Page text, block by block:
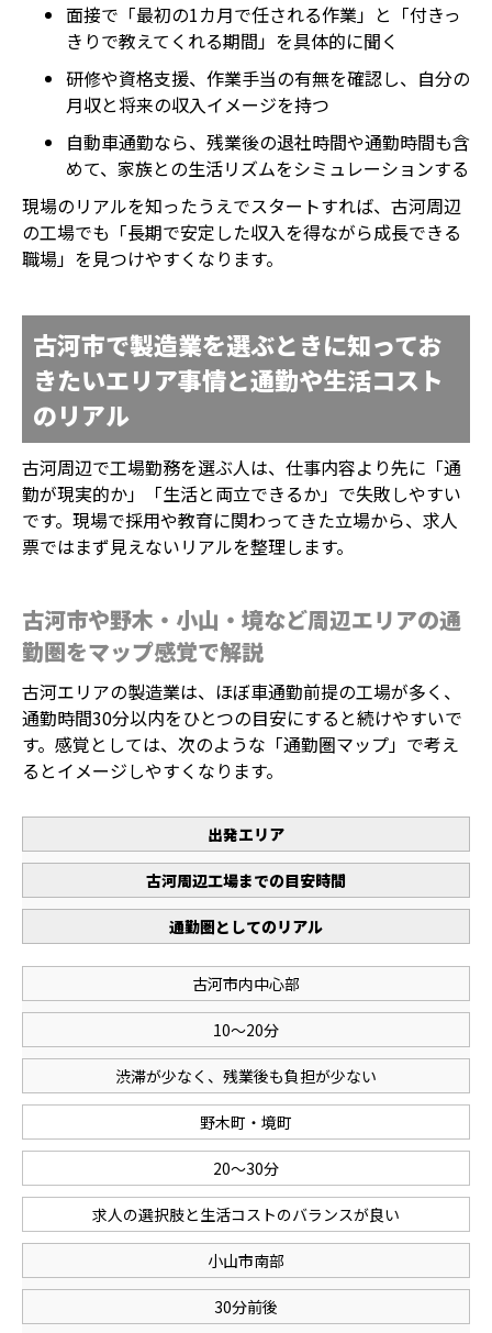
面接で「最初の1カ月で任される作業」と「付きっ
きりで教えてくれる期間」を具体的に聞く
研修や資格支援、作業手当の有無を確認し、自分の
月収と将来の収入イメージを持つ
自動車通勤なら、残業後の退社時間や通勤時間も含
めて、家族との生活リズムをシミュレーションする
現場のリアルを知ったうえでスタートすれば、古河周辺
の工場でも「長期で安定した収入を得ながら成長できる
職場」を見つけやすくなります。
古河市で製造業を選ぶときに知ってお
きたいエリア事情と通勤や生活コスト
のリアル
古河周辺で工場勤務を選ぶ人は、仕事内容より先に「通
勤が現実的か」「生活と両立できるか」で失敗しやすい
です。現場で採用や教育に関わってきた立場から、求人
票ではまず見えないリアルを整理します。
古河市や野木・小山・境など周辺エリアの通
勤圏をマップ感覚で解説
古河エリアの製造業は、ほぼ車通勤前提の工場が多く、
通勤時間30分以内をひとつの目安にすると続けやすいで
す。感覚としては、次のような「通勤圏マップ」で考え
るとイメージしやすくなります。
出発エリア
古河周辺工場までの目安時間
通勤圏としてのリアル
古河市内中心部
10～20分
渋滞が少なく、残業後も負担が少ない
野木町・境町
20～30分
求人の選択肢と生活コストのバランスが良い
小山市南部
30分前後